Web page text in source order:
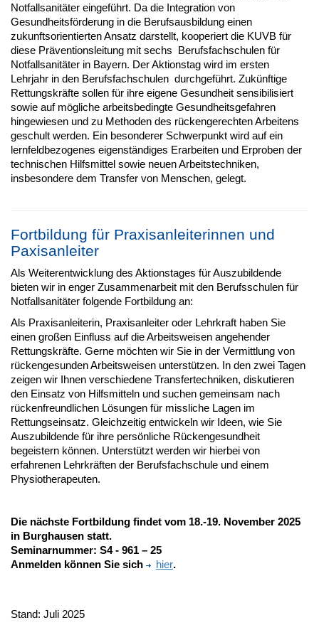
Notfallsanitäter eingeführt. Da die Integration von
Gesundheitsförderung in die Berufsausbildung einen
zukunftsorientierten Ansatz darstellt, kooperiert die KUVB für
diese Präventionsleitung mit sechs Berufsfachschulen für
Notfallsanitäter in Bayern. Der Aktionstag wird im ersten
Lehrjahr in den Berufsfachschulen durchgeführt. Zukünftige
Rettungskräfte sollen für ihre eigene Gesundheit sensibilisiert
sowie auf mögliche arbeitsbedingte Gesundheitsgefahren
hingewiesen und zu Methoden des rückengerechten Arbeitens
geschult werden. Ein besonderer Schwerpunkt wird auf ein
lernfeldbezogenes eigenständiges Erarbeiten und Erproben der
technischen Hilfsmittel sowie neuen Arbeitstechniken,
insbesondere dem Transfer von Menschen, gelegt.
Fortbildung für Praxisanleiterinnen und
Paxisanleiter
Als Weiterentwicklung des Aktionstages für Auszubildende
bieten wir in enger Zusammenarbeit mit den Berufsschulen für
Notfallsanitäter folgende Fortbildung an:
Als Praxisanleiterin, Praxisanleiter oder Lehrkraft haben Sie
einen großen Einfluss auf die Arbeitsweisen angehender
Rettungskräfte. Gerne möchten wir Sie in der Vermittlung von
rückengesunden Arbeitsweisen unterstützen. In den zwei Tagen
zeigen wir Ihnen verschiedene Transfertechniken, diskutieren
den Einsatz von Hilfsmitteln und suchen gemeinsam nach
rückenfreundlichen Lösungen für missliche Lagen im
Rettungseinsatz. Gleichzeitig entwickeln wir Ideen, wie Sie
Auszubildende für ihre persönliche Rückengesundheit
begeistern können. Unterstützt werden wir hierbei von
erfahrenen Lehrkräften der Berufsfachschule und einem
Physiotherapeuten.
Die nächste Fortbildung findet vom 18.-19. November 2025
in Burghausen statt.
Seminarnummer: S4 - 961 – 25
Anmelden können Sie sich
hier.
Stand: Juli 2025